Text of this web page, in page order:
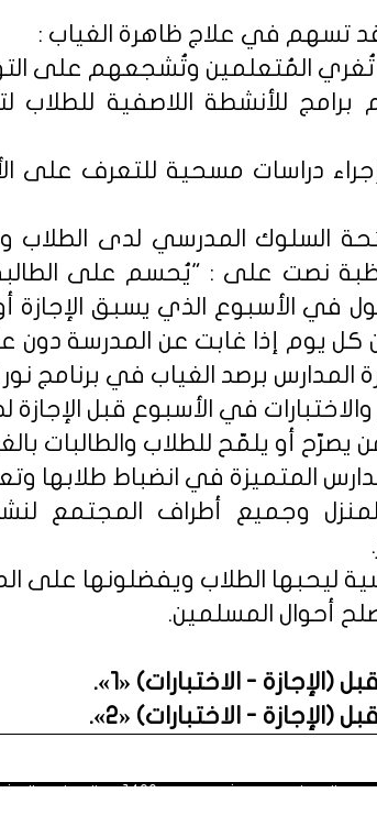
تسهم في علاج ظاهرة الغياب :
برامج للأنشطة اللاصفية
دراسات مسحية للتعرف على
السلوك المدرسي لدى الطلاب
نصت على : "يُحسم على
في الأسبوع الذي يسبق الإجازة
كل يوم إذا غابت عن المدرسة
المدارس برصد الغياب في برنامج
وجميع أطراف المجتمع
أحوال المسلمين.
(الإجازة - الاختبارات) «1»
.
(الإجازة - الاختبارات) «2»
.
1428هـ، الموافق العشرون من شهر يناير 2007م.